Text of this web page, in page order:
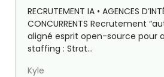
RECRUTEMENT IA • AGENCES
CONCURRENTS Recrutement
aligné esprit open-source pour
staffing : Strat...
Kyle